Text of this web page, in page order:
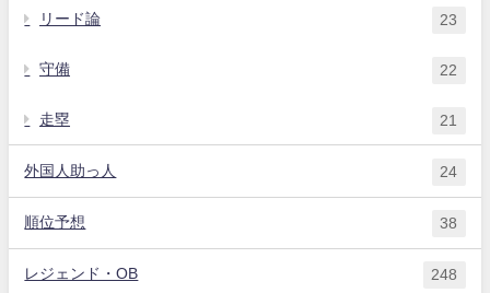
リード論 23
守備 22
走塁 21
外国人助っ人 24
順位予想 38
レジェンド・OB 248